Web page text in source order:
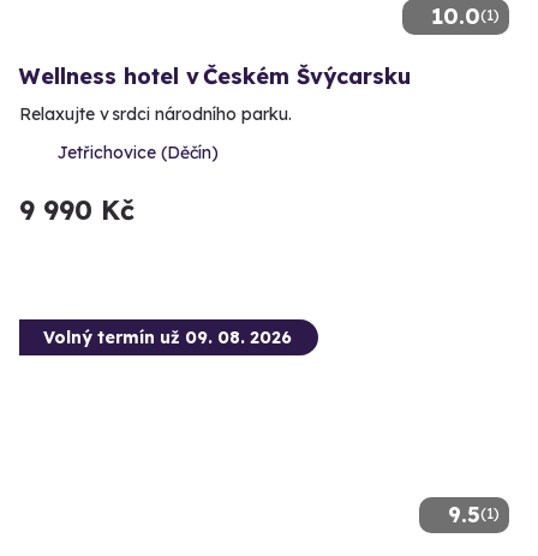
10.0(1)
Wellness hotel v Českém Švýcarsku
Relaxujte v srdci národního parku.
Jetřichovice (Děčín)
9 990 Kč
9.5(1)
Volný termín už 09. 08. 2026